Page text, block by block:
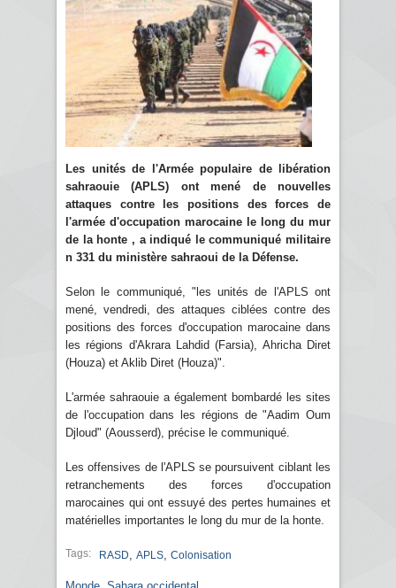
Les unités de l'Armée populaire de libération
sahraouie (APLS) ont mené de nouvelles
attaques contre les positions des forces de
l'armée d'occupation marocaine le long du mur
de la honte , a indiqué le communiqué militaire
n 331 du ministère sahraoui de la Défense.
Selon le communiqué, "les unités de l'APLS ont
mené, vendredi, des attaques ciblées contre des
positions des forces d'occupation marocaine dans
les régions d'Akrara Lahdid (Farsia), Ahricha Diret
(Houza) et Aklib Diret (Houza)".
L'armée sahraouie a également bombardé les sites
de l'occupation dans les régions de "Aadim Oum
Djloud" (Aousserd), précise le communiqué.
Les offensives de l'APLS se poursuivent ciblant les
retranchements des forces d'occupation
marocaines qui ont essuyé des pertes humaines et
matérielles importantes le long du mur de la honte.
Tags: RASD APLS Colonisation